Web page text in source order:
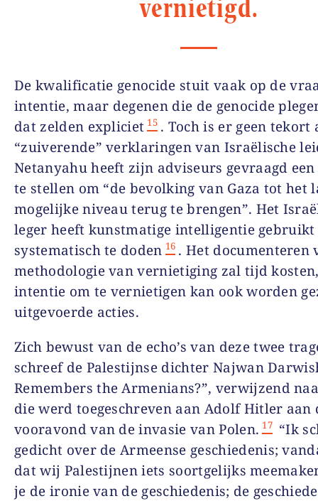
De kwalificatie genocide stuit vaak op de
intentie, maar degenen die de genocide
dat zelden expliciet 15 . Toch is er geen tekort
“zuiverende” verklaringen van Israëlische
Netanyahu heeft zijn adviseurs gevraagd
te stellen om “de bevolking van Gaza tot het
mogelijke niveau terug te brengen”. Het
leger heeft kunstmatige intelligentie gebruikt
systematisch te doden 16 . Het documenteren
methodologie van vernietiging zal tijd
intentie om te vernietigen kan ook worden
uitgevoerde acties.
Zich bewust van de echo’s van deze twee
schreef de Palestijnse dichter Najwan
Remembers the Armenians?”, verwijzend
die werd toegeschreven aan Adolf Hitler aan
vooravond van de invasie van Polen. 17 “Ik
gedicht over de Armeense geschiedenis;
dat wij Palestijnen iets soortgelijks
je de ironie van de geschiedenis; de